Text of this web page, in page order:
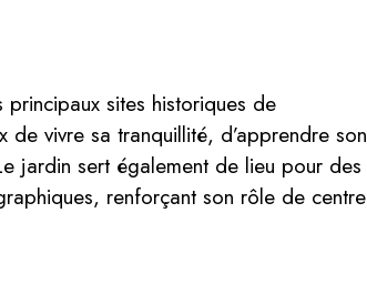
principaux sites historiques de
vivre sa tranquillité, d’apprendre son
jardin sert également de lieu pour des
renforçant son rôle de centre